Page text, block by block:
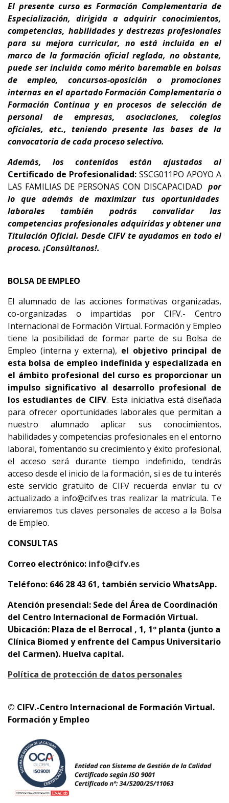
El presente curso esFormación Complementaria de
Especialización, dirigida a adquirir conocimientos,
competencias, habilidades y destrezas profesionales
para sumejora curricular, no está incluida en el
marco de la formación oficial reglada, no obstante,
puede ser incluida como mérito baremable en bolsas
de empleo, concursos-oposición o promociones
internas en el apartado Formación Complementaria o
Formación Continua y en procesos de selección de
personal de empresas, asociaciones, colegios
oficiales, etc., teniendo presentelas bases de la
convocatoria de cada proceso selectivo.
Además, los contenidos están ajustados al
Certificado de Profesionalidad: SSCG011PO APOYO A
LAS FAMILIAS DE PERSONAS CON DISCAPACIDAD por
lo que además de maximizar tus oportunidades
laborales también podrás convalidarlas
competencias profesionales adquiridas y obtener una
Titulación Oficial. Desde CIFV te ayudamos en todo el
proceso. ¡Consúltanos!.
BOLSA DE EMPLEO
El alumnado de las acciones formativas organizadas,
co-organizadas o impartidas por CIFV.- Centro
Internacional de Formación Virtual. Formación y Empleo
tiene la posibilidad de formar parte de su Bolsa de
Empleo (interna y externa), el objetivo principal de
esta bolsa de empleo indefinida y especializada en
el ámbito profesional del curso es proporcionar un
impulso significativo al desarrollo profesional de
los estudiantes de CIFV. Esta iniciativa está diseñada
para ofrecer oportunidades laborales que permitan a
nuestro alumnado aplicar sus conocimientos,
habilidades y competencias profesionales en el entorno
laboral, fomentando su crecimiento y éxito profesional,
el acceso será durante tiempo indefinido, tendrás
acceso desde el inicio de la formación, si es de tu interés
este servicio gratuito de CIFV recuerda enviar tu cv
actualizado a info@cifv.es tras realizar la matrícula. Te
enviaremos tus claves personales de acceso a la Bolsa
de Empleo.
CONSULTAS
Correo electrónico: info@cifv.es
Teléfono: 646 28 43 61, también servicio WhatsApp.
Atención presencial: Sede del Área de Coordinación
del Centro Internacional de Formación Virtual.
Ubicación: Plaza de el Berrocal , 1, 1º planta (junto a
Clínica Biomed y enfrente del Campus Universitario
del Carmen). Huelva capital.
Política de protección de datos personales
© CIFV.-Centro Internacional de Formación Virtual.
Formación y Empleo